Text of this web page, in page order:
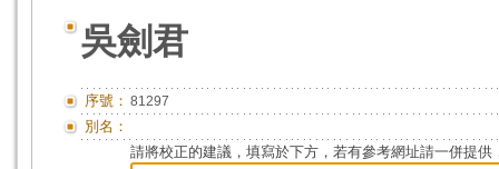
吳劍君
序號： 81297
別名：
請將校正的建議，填寫於下方，若有參考網址請一併提供